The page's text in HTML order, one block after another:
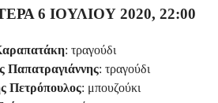
6 ΙΟΥΛΙΟΥ 2020, 22:00
: τραγούδι
Παπατραγιάννης: τραγούδι
Πετρόπουλος: μπουζούκι